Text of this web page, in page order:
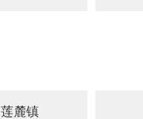
莲麓镇